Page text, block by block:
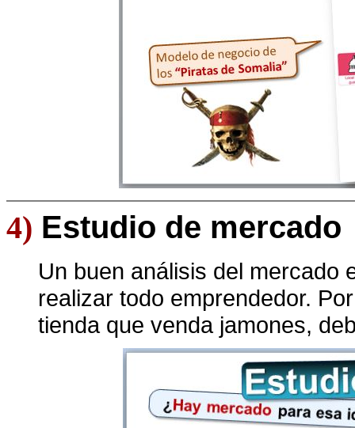
4) Estudio de mercado
Un buen análisis del mercado
realizar todo emprendedor.
tienda que venda jamones,